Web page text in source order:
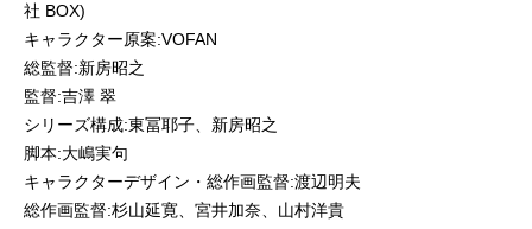
社 BOX)
キャラクター原案:VOFAN
総監督:新房昭之
監督:吉澤 翠
シリーズ構成:東冨耶子、新房昭之
脚本:大嶋実句
キャラクターデザイン・総作画監督:渡辺明夫
総作画監督:杉山延寛、宮井加奈、山村洋貴